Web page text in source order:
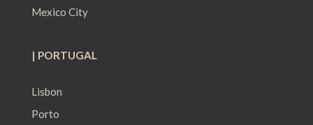
Mexico City
| PORTUGAL
Lisbon
Porto